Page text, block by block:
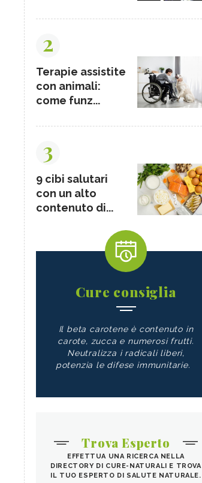
2
Terapie assistite
con animali:
come funz...
3
9 cibi salutari
con un alto
contenuto di...
Cure consiglia
Il beta carotene è contenuto in
carote, zucca e numerosi frutti.
Neutralizza i radicali liberi,
potenzia le difese immunitarie.
Trova Esperto
EFFETTUA UNA RICERCA NELLA
DIRECTORY DI CURE-NATURALI E TROVA
IL TUO ESPERTO DI SALUTE NATURALE.